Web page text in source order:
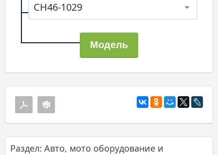
CH46-1029
Раздел: Авто, мото оборудование и